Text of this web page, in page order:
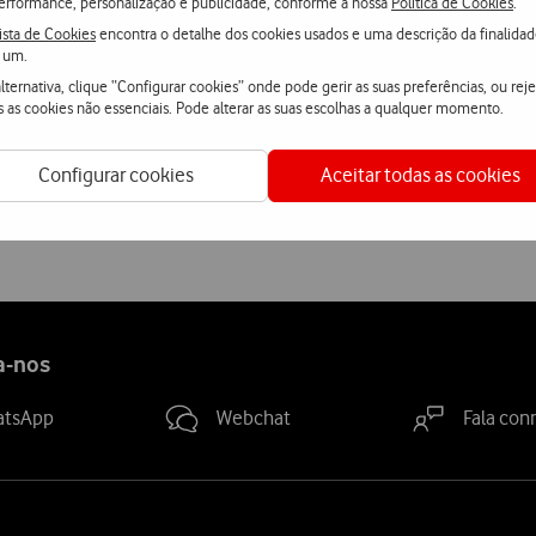
de Cookiesencontra o detalhe dos cookies usados e uma descrição da
clique “Configurar cookies” onde pode gerir as suas preferências, ou
as cookies não essenciais. Pode alterar as suas escolhas a qualquer momento.
Configurar cookies Aceitar todas as cookies
Saiba mais sobre as propriedades da marca e fornecedoraqui.
Ver condições Loja Online
nos
Webchat Fala